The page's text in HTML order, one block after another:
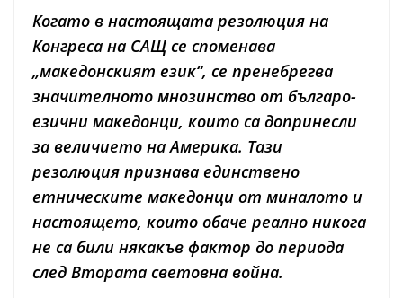
Когато в настоящата резолюция на
Конгреса на САЩ се споменава
„македонският език“, се пренебрегва
значителното мнозинство от българо-
езични македонци, които са допринесли
за величието на Америка. Тази
резолюция признава единствено
етническите македонци от миналото и
настоящето, които обаче реално никога
не са били някакъв фактор до периода
след Втората световна война.